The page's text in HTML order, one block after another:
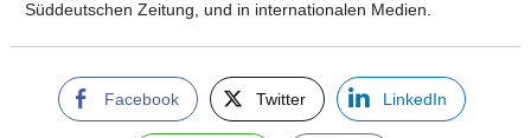
Süddeutschen Zeitung, und in internationalen Medien.
Facebook Twitter LinkedIn